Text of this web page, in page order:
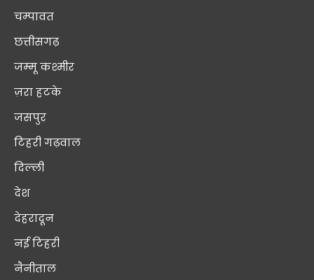
चम्पावत
छत्तीसगढ़
जम्मू कश्मीर
ज़रा हटके
जसपुर
टिहरी गढ़वाल
दिल्ली
देश
देहरादून
नई टिहरी
नैनीताल